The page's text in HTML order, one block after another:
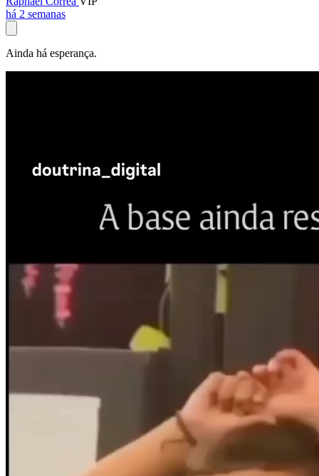
há 2 semanas
Ainda há esperança.